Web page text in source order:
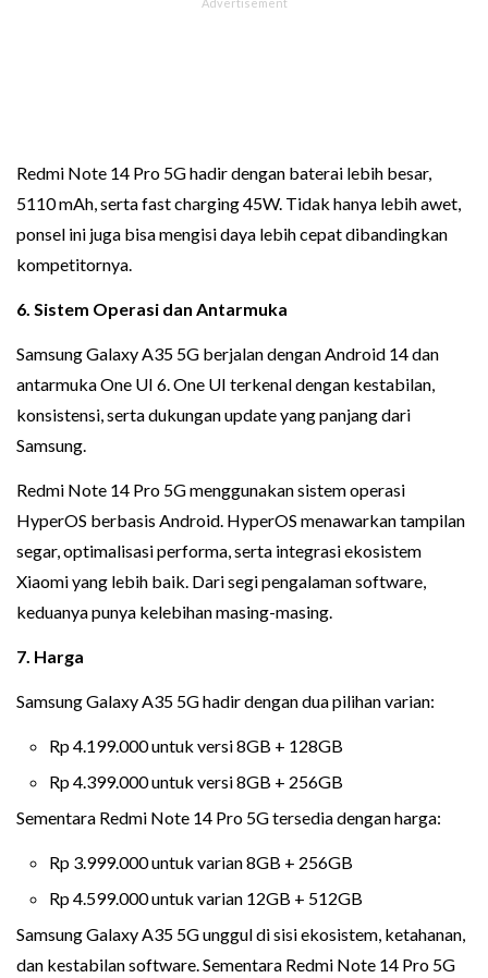
Redmi Note 14 Pro 5G hadir dengan baterai lebih besar,
5110 mAh, serta fast charging 45W. Tidak hanya lebih awet,
ponsel ini juga bisa mengisi daya lebih cepat dibandingkan
kompetitornya.
6. Sistem Operasi dan Antarmuka
Samsung Galaxy A35 5G berjalan dengan Android 14 dan
antarmuka One UI 6. One UI terkenal dengan kestabilan,
konsistensi, serta dukungan update yang panjang dari
Samsung.
Redmi Note 14 Pro 5G menggunakan sistem operasi
HyperOS berbasis Android. HyperOS menawarkan tampilan
segar, optimalisasi performa, serta integrasi ekosistem
Xiaomi yang lebih baik. Dari segi pengalaman software,
keduanya punya kelebihan masing-masing.
7. Harga
Samsung Galaxy A35 5G hadir dengan dua pilihan varian:
Rp 4.199.000 untuk versi 8GB + 128GB
Rp 4.399.000 untuk versi 8GB + 256GB
Sementara Redmi Note 14 Pro 5G tersedia dengan harga:
Rp 3.999.000 untuk varian 8GB + 256GB
Rp 4.599.000 untuk varian 12GB + 512GB
Samsung Galaxy A35 5G unggul di sisi ekosistem, ketahanan,
dan kestabilan software. Sementara Redmi Note 14 Pro 5G